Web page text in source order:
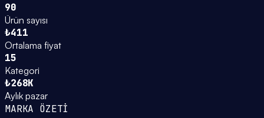
90
Ürün sayısı
₺411
Ortalama fiyat
15
Kategori
₺268K
Aylık pazar
MARKA ÖZETİ